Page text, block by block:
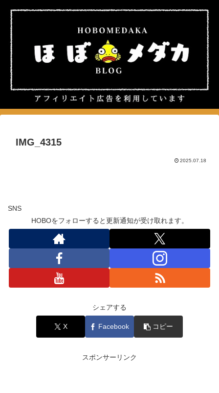
IMG_4315
2025.07.18
SNS
HOBOをフォローすると更新通知が受け取れます。
シェアする
X Facebook コピー
スポンサーリンク